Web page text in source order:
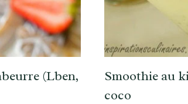
(Lben,
Smoothie au
coco